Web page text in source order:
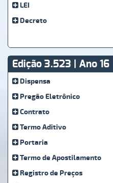
LEI
Decreto
Edição 3.523 | Ano 16
Dispensa
Pregão Eletrônico
Contrato
Termo Aditivo
Portaria
Termo de Apostilamento
Registro de Preços